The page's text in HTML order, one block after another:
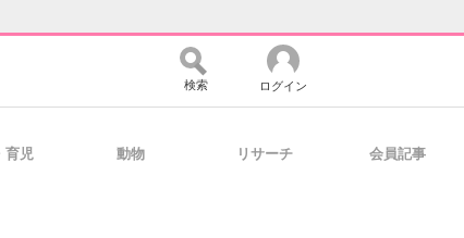
検索 ログイン
育児 動物 リサーチ 会員記事